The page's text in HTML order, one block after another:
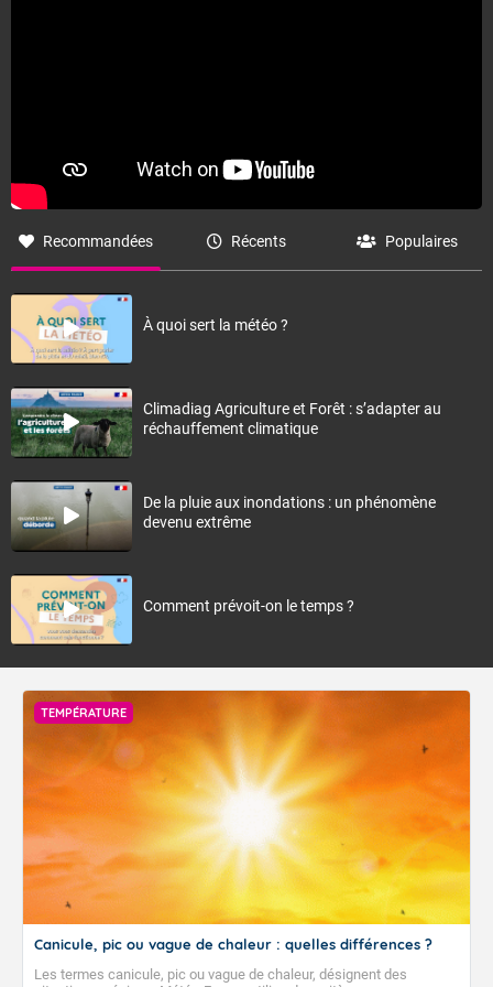
Recommandées Récents Populaires
À quoi sert la météo ?
Climadiag Agriculture et Forêt : s’adapter au
réchauffement climatique
De la pluie aux inondations : un phénomène
devenu extrême
Comment prévoit-on le temps ?
TEMPÉRATURE
Canicule, pic ou vague de chaleur : quelles différences ?
Les termes canicule, pic ou vague de chaleur, désignent des